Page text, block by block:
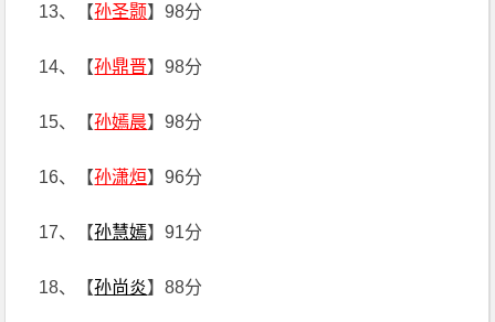
13、【孙圣颢】98分
14、【孙鼎晋】98分
15、【孙嫣晨】98分
16、【孙潇烜】96分
17、【孙慧嫣】91分
18、【孙尚炎】88分